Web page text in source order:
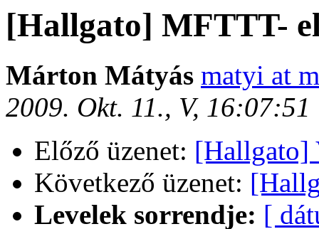
[Hallgato] MFTTT-
Márton Mátyás matyi at
2009. Okt. 11., V, 16:07:51
Előző üzenet: [Hallgato]
Következő üzenet:
Levelek sorrendje: [